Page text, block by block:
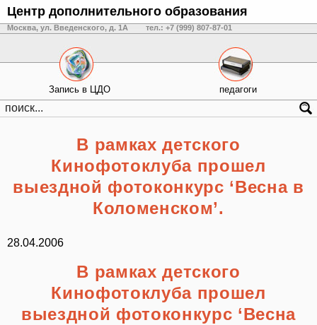
Центр дополнительного образования
Москва, ул. Введенского, д. 1А тел.: +7 (999) 807-87-01
Запись в ЦДО педагоги
В рамках детского
Кинофотоклуба прошел
выездной фотоконкурс ‘Весна в
Коломенском’.
28.04.2006
В рамках детского
Кинофотоклуба прошел
выездной фотоконкурс ‘Весна